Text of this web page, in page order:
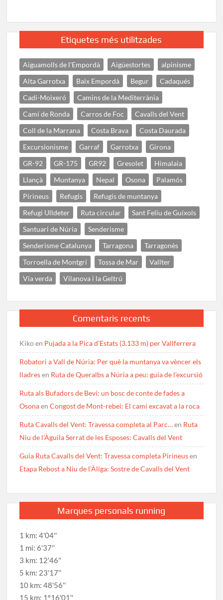
Etiquetes més utilitzades
Aiguamolls de l'Empordà Aigüestortes
alpinisme
Alta Garrotxa
Baix Empordà Begur
Cadaqués
Cadí-Moixeró
Camins de la Mediterrània
Camí de Ronda
Carros de Foc
Cavalls del Vent
Coll de la Marrana
Costa Brava
Costa Daurada
Excursionisme
Garraf Garrotxa
Girona
GR-92
GR-175 GR92 Gresolet
Himalaia
Llançà
Muntanya Nepal Osona
Palamós
Pirineus
Refugis
Refugis de muntanya
Refugi Ulldeter
Ruta circular
Sant Feliu de Guíxols
Santuari de Núria
Senderisme
Senderisme Catalunya
Tarragona
Tarragonès
Torroella de Montgrí
Tossa de Mar
Vallter
Via verda
Vilanova i la Geltrú
Comentaris recents
Kikoen Pujada a la Pica d’Estats (3.133 m) per Vallferrera
Robatori a Vall de Núria: Per què la muntanya va vèncer els
lladresen Ruta de Queralbs a Núria a peu: guia de l’excursió
Ruta als Bufadors de Beví: un bosc de conte de fades a
OsonaenCongost de Mont-rebei: El camí excavat a la roca
Ruta Cavalls del Vent: Travessa completa al Parc…en Ruta
Niu de l’Àguila Serrat de les Esposes: Cavalls del Vent
Guia Ruta Cavalls del Vent: Travessa completa Pirineusen
Etapa Rebost a Niu de l’Àliga: Sostre de Cavalls del Vent
Marques personals running
1 km: 4'04''
1 mi: 6'37''
3 km: 12'46''
5 km: 23'17''
10 km: 48'56''
15 km: 1º16'01''